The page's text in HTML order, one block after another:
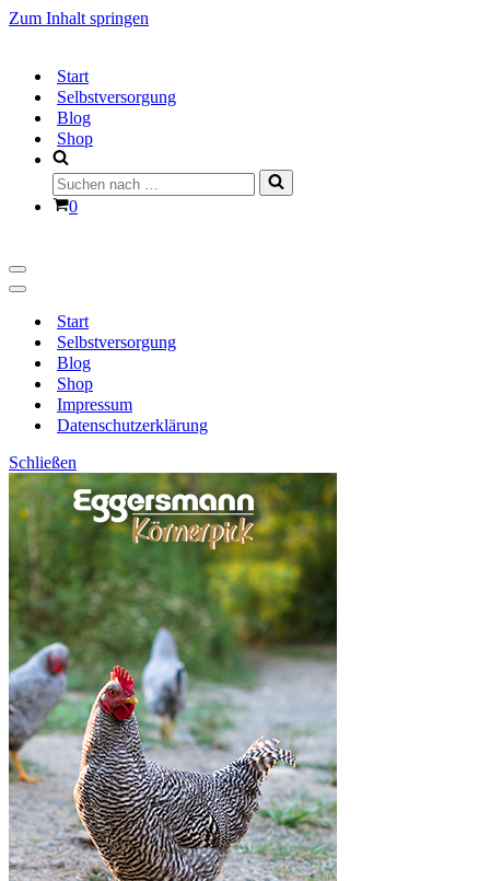
Zum Inhalt springen
Start
Selbstversorgung
Blog
Shop
Suchen
nach …
Warenkorb
0
Navigationsmenü
Navigationsmenü
Start
Selbstversorgung
Blog
Shop
Impressum
Datenschutzerklärung
Schließen